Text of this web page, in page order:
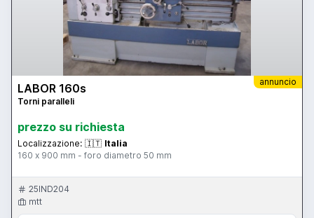
annuncio
LABOR 160s
Torni paralleli
prezzo su richiesta
Localizzazione: 🇮🇹 Italia
160 x 900 mm - foro diametro 50 mm
25IND204
mtt